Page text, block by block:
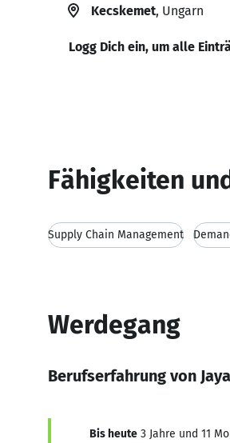
Kecskemet, Ungarn
Logg Dich ein, um alle
Fähigkeiten
Supply Chain Management
Werdegang
Berufserfahrung von
Bis heute 3 Jahre und 11